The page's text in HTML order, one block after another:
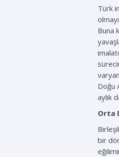
Türk
Buna
Doğu
aylık
Orta
bir